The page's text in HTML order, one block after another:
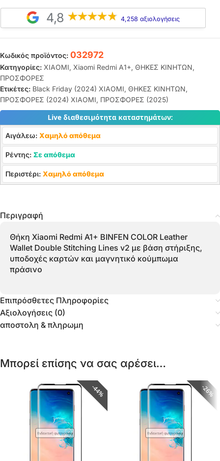
4,8 4,258 αξιολογήσεις
Κωδικός προϊόντος: 032972
Κατηγορίες: XIAOMI, Xiaomi Redmi A1+, ΘΗΚΕΣ ΚΙΝΗΤΩΝ,
ΠΡΟΣΦΟΡΕΣ
Ετικέτες: Black Friday (2024) XIAOMI, ΘΗΚΕΣ ΚΙΝΗΤΩΝ,
ΠΡΟΣΦΟΡΕΣ (2024) XIAOMI, ΠΡΟΣΦΟΡΕΣ (2025)
Live διαθεσιμότητα καταστημάτων:
Αιγάλεω: Χαμηλό απόθεμα
Ρέντης: Σε απόθεμα
Περιστέρι: Χαμηλό απόθεμα
Περιγραφή
Θήκη Xiaomi Redmi A1+ BINFEN COLOR Leather
Wallet Double Stitching Lines v2 με βάση στήριξης,
υποδοχές καρτών και μαγνητικό κούμπωμα
πράσινο
Επιπρόσθετες Πληροφορίες
Αξιολογήσεις (0)
αποστολη & πληρωμη
Μπορεί επίσης να σας αρέσει…
Ενδεικτική φωτογραφία
44%
Ενδεικτική φωτογραφία
26%